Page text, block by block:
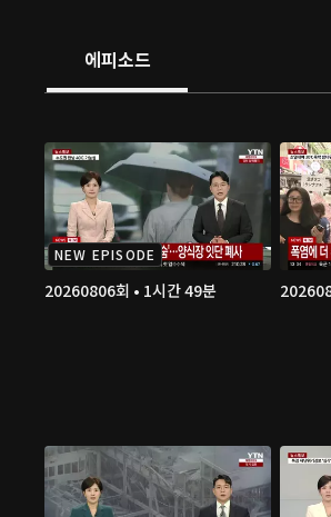
에피소드
NEW EPISODE
20260806회 • 1시간 49분